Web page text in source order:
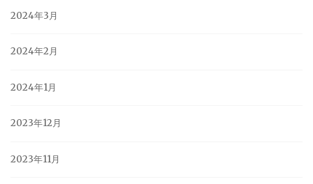
2024年3月
2024年2月
2024年1月
2023年12月
2023年11月